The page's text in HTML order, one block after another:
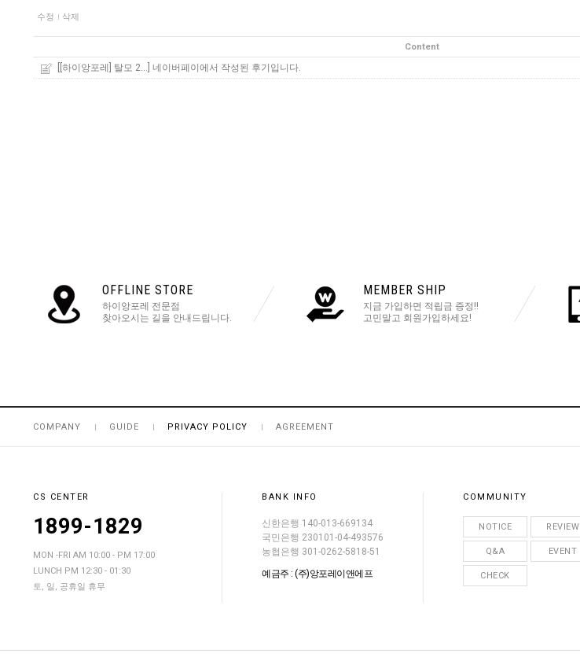
수정 삭제
Content
[[하이앙포레] 탈모 2...] 네이버페이에서 작성된 후기입니다.
OFFLINE STORE
하이앙포레 전문점
찾아오시는 길을 안내드립니다.
MEMBER SHIP
지금 가입하면 적립금 증정!!
고민말고 회원가입하세요!
COMPANY GUIDE PRIVACY POLICY AGREEMENT
CS CENTER
1899-1829
MON -FRI AM 10:00 - PM 17:00
LUNCH PM 12:30 - 01:30
토, 일, 공휴일 휴무
BANK INFO
신한은행 140-013-669134
국민은행 230101-04-493576
농협은행 301-0262-5818-51
예금주 : (주)앙포레이앤에프
COMMUNITY
NOTICE REVIEW
Q&A EVENT
CHECK